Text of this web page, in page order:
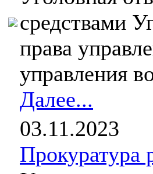
средствами
права
управления
Далее...
03.11.2023
Прокуратура